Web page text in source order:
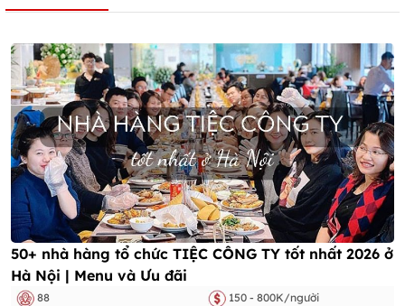
50+ nhà hàng tổ chức TIỆC CÔNG TY tốt nhất 2026 ở
Hà Nội | Menu và Ưu đãi
88
150 - 800K/người